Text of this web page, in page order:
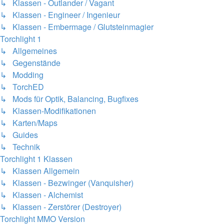
↳ Klassen - Outlander / Vagant
↳ Klassen - Engineer / Ingenieur
↳ Klassen - Embermage / Glutsteinmagier
Torchlight 1
↳ Allgemeines
↳ Gegenstände
↳ Modding
↳ TorchED
↳ Mods für Optik, Balancing, Bugfixes
↳ Klassen-Modifikationen
↳ Karten/Maps
↳ Guides
↳ Technik
Torchlight 1 Klassen
↳ Klassen Allgemein
↳ Klassen - Bezwinger (Vanquisher)
↳ Klassen - Alchemist
↳ Klassen - Zerstörer (Destroyer)
Torchlight MMO Version